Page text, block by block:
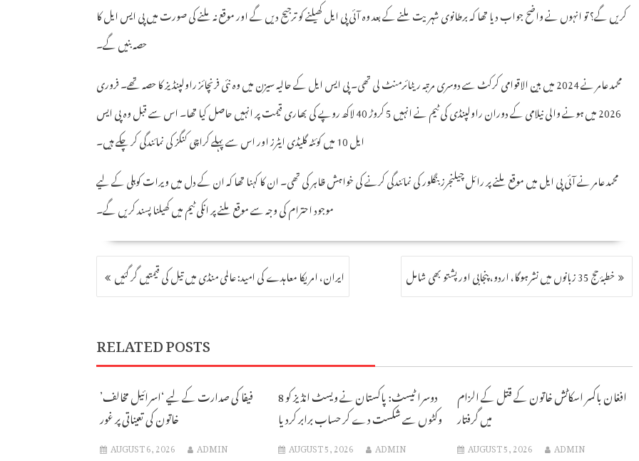
کریں گے؟ تو انہوں نے واضح جواب دیا تھا کہ برطانوی شہریت ملنے کے بعد وہ آئی پی ایل کھیلنے کو ترجیح دیں گے اور موقع نہ ملنے کی صورت میں پی ایس ایل کا
حصہ بنیں گے۔
محمد عامر نے 2024 میں بین الاقوامی کرکٹ سے دوسری مرتبہ ریٹائرمنٹ لی تھی۔ پی ایس ایل کے حالیہ سیزن میں وہ نئی فرنچائز راولپنڈیز کا حصہ تھے۔ فروری
2026 میں ہونے والی نیلامی کے دوران راولپنڈی کی ٹیم نے انہیں 5 کروڑ 40 لاکھ روپے کی بھاری قیمت پر انہیں حاصل کیا تھا۔ اس سے قبل وہ پی ایس
ایل 10 میں کوئٹہ گلیڈی ایٹرز اور اس سے پہلے کراچی کنگز کی نمائندگی کر چکے ہیں۔
محمد عامر نے آئی پی ایل میں موقع ملنے پر رائل چیلنجرز بنگلور کی نمائندگی کرنے کی خواہش ظاہر کی تھی۔ ان کا کہنا تھا کہ ان کے دل میں ویرات کوہلی کے لیے
موجود احترام کی وجہ سے موقع ملنے پر انکی ٹیم میں کھیلنا پسند کریں گے۔
POST
NAVIGATION
ایران، امریکا معاہدے کی امید: عالمی منڈی میں تیل کی قیمتیں گر گئیں خطبۂ حج 35 زبانوں میں نشر ہوگا، اردو، پنجابی اور پشتو بھی شامل
RELATED POSTS
فیفا کی صدارت کے لیے ‘اسرائیل مخالف’
خاتون کی تعیناتی پر غور
AUGUST 6, 2026 ADMIN
دوسرا ٹیسٹ: پاکستان نے ویسٹ انڈیز کو 8
وکٹوں سے شکست دے کر حساب برابر کردیا
AUGUST 5, 2026 ADMIN
افغان باکسر اسکاٹش خاتون کے قتل کے الزام
میں گرفتار
AUGUST 5, 2026 ADMIN